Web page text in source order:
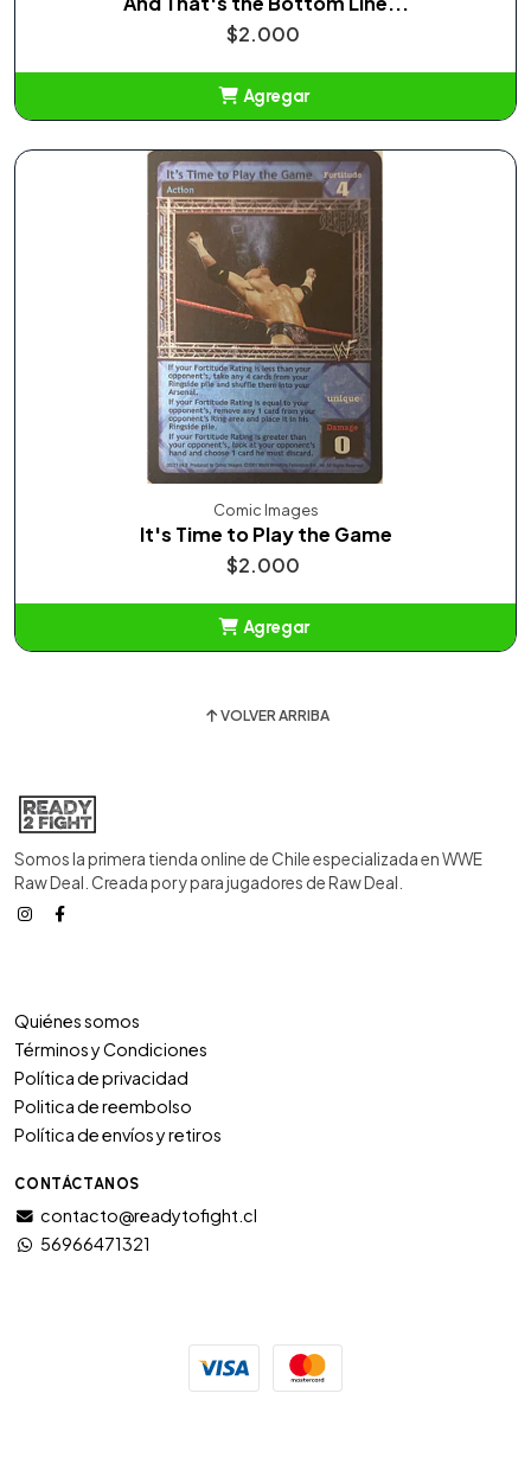
$2.000
Agregar
Comic Images
It's Time to Play the Game
$2.000
Agregar
VOLVER ARRIBA
Somos la primera tienda online de Chile especializada en WWE
Raw Deal. Creada por y para jugadores de Raw Deal.
Quiénes somos
Términos y Condiciones
Política de privacidad
Politica de reembolso
Política de envíos y retiros
CONTÁCTANOS
contacto@readytofight.cl
56966471321